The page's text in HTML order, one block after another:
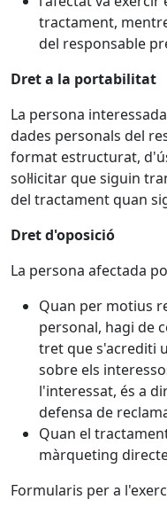
tractament,
del responsable
Dret a la portabilitat
La persona
dades personals del
format estructurat,
sol·licitar que siguin
del tractament quan
Dret d'oposició
La persona afectada
Quan per motius
personal, hagi de
tret que s'acrediti
sobre els
l'interessat, és a
defensa de
Quan el
màrqueting
Formularis per a